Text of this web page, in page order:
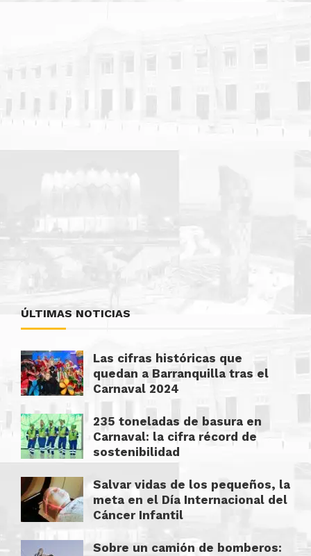
ÚLTIMAS NOTICIAS
Las cifras históricas que
quedan a Barranquilla tras el
Carnaval 2024
235 toneladas de basura en
Carnaval: la cifra récord de
sostenibilidad
Salvar vidas de los pequeños, la
meta en el Día Internacional del
Cáncer Infantil
Sobre un camión de bomberos: